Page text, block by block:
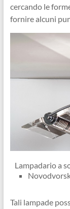
cercando le
fornire alcuni
Lampadario a
Tali lampade